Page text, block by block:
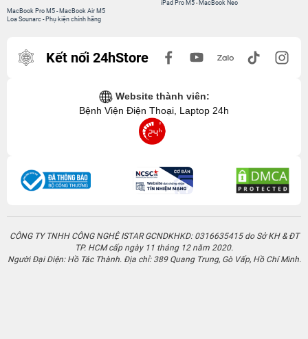
iPad Pro M5 - MacBook Neo
MacBook Pro M5 - MacBook Air M5
Loa Sounarc - Phụ kiện chính hãng
Kết nối 24hStore
Website thành viên:
Bệnh Viện Điện Thoại, Laptop 24h
CÔNG TY TNHH CÔNG NGHỆ ISTAR GCNDKHKD: 0316635415 do Sở KH & ĐT
TP. HCM cấp ngày 11 tháng 12 năm 2020.
Người Đại Diện: Hồ Tác Thành. Địa chỉ: 389 Quang Trung, Gò Vấp, Hồ Chí Minh.